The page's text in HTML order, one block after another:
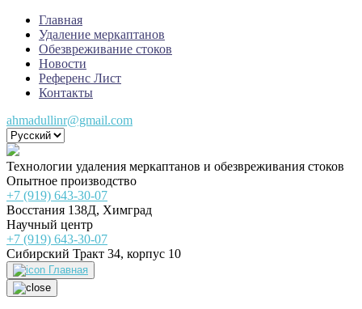
Главная
Удаление меркаптанов
Обезвреживание стоков
Новости
Референс Лист
Контакты
ahmadullinr@gmail.com
Технологии удаления меркаптанов и обезвреживания стоков
Опытное производство
+7 (919) 643-30-07
Восстания 138Д, Химград
Научный центр
+7 (919) 643-30-07
Сибирский Тракт 34, корпус 10
Главная